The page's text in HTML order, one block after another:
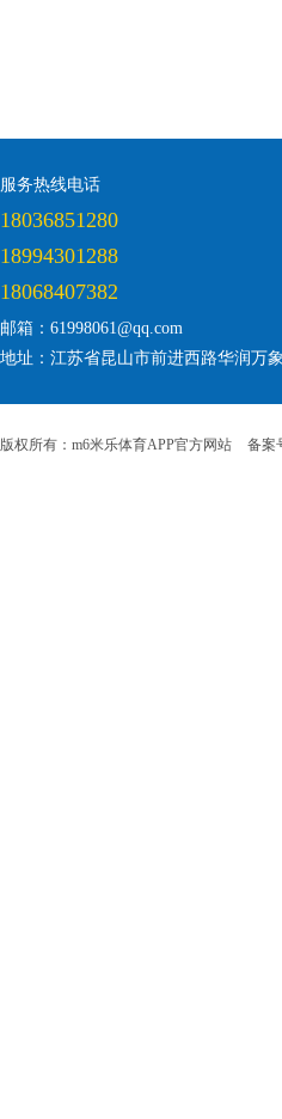
服务热线电话
18036851280
18994301288
18068407382
邮箱：61998061@qq.com
地址：江苏省昆山市前进西路华润万
版权所有：m6米乐体育APP官方网站 备案